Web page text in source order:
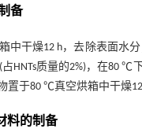
备
中干燥12 h，去除表面水
占HNTs质量的2%)，在80
置于80 ℃真空烘箱中干燥12
料的制备